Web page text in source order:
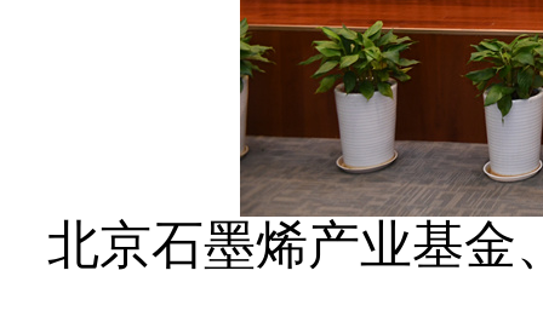
北京石墨烯产业基金